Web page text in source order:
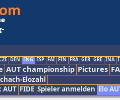
DEN ENG ESP FAI FIN FRA GER GRE INA
AUT championship Pictures
Elozahl
AUT FIDE Spieler anmelden Elo